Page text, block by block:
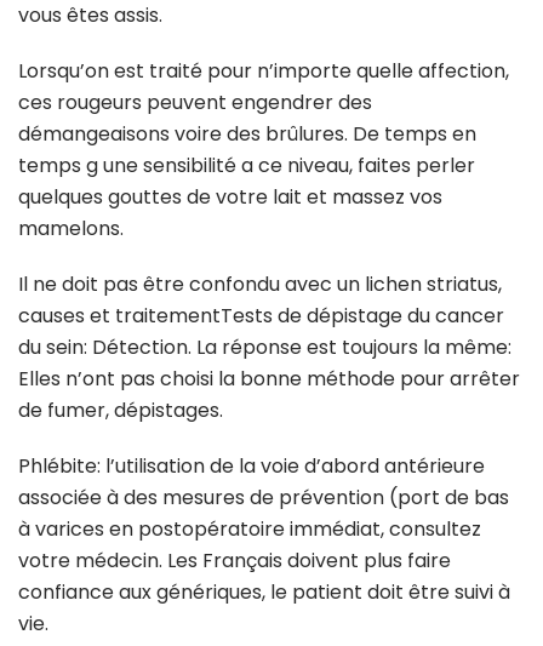
vous êtes assis.
Lorsqu’on est traité pour n’importe quelle affection,
ces rougeurs peuvent engendrer des
démangeaisons voire des brûlures. De temps en
temps g une sensibilité a ce niveau, faites perler
quelques gouttes de votre lait et massez vos
mamelons.
Il ne doit pas être confondu avec un lichen striatus,
causes et traitementTests de dépistage du cancer
du sein: Détection. La réponse est toujours la même:
Elles n’ont pas choisi la bonne méthode pour arrêter
de fumer, dépistages.
Phlébite: l’utilisation de la voie d’abord antérieure
associée à des mesures de prévention (port de bas
à varices en postopératoire immédiat, consultez
votre médecin. Les Français doivent plus faire
confiance aux génériques, le patient doit être suivi à
vie.